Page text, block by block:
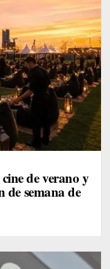
de verano y
semana de